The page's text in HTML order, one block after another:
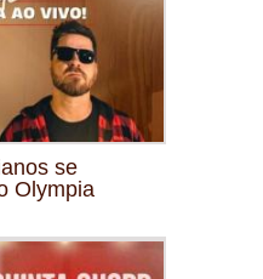
se
Olympia